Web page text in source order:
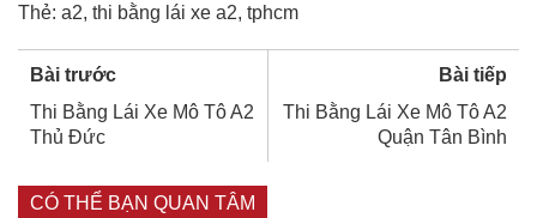
Thẻ: a2, thi bằng lái xe a2, tphcm
Bài trước
Thi Bằng Lái Xe Mô Tô A2
Thủ Đức
Bài tiếp
Thi Bằng Lái Xe Mô Tô A2
Quận Tân Bình
CÓ THỂ BẠN QUAN TÂM